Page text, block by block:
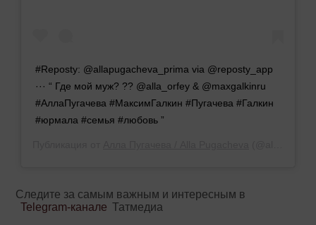
#Reposty: @allapugacheva_prima via @reposty_app
··· “ Где мой муж? ?? @alla_orfey & @maxgalkinru
#АллаПугачева #МаксимГалкин #Пугачева #Галкин
#юрмала #семья #любовь ”
Следите за самым важным и интересным в
Telegram-канале Татмедиа